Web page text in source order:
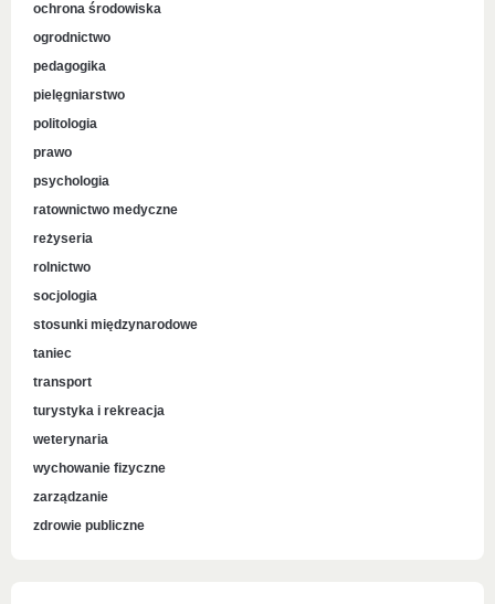
ochrona środowiska
ogrodnictwo
pedagogika
pielęgniarstwo
politologia
prawo
psychologia
ratownictwo medyczne
reżyseria
rolnictwo
socjologia
stosunki międzynarodowe
taniec
transport
turystyka i rekreacja
weterynaria
wychowanie fizyczne
zarządzanie
zdrowie publiczne